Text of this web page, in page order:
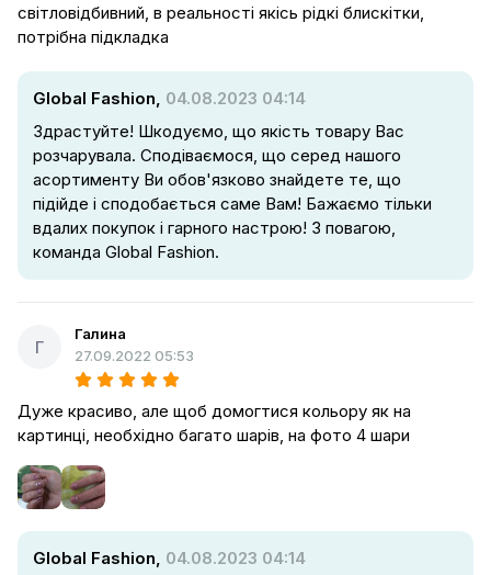
світловідбивний, в реальності якісь рідкі блискітки,
потрібна підкладка
Global Fashion, 04.08.2023 04:14
Здрастуйте! Шкодуємо, що якість товару Вас
розчарувала. Сподіваємося, що серед нашого
асортименту Ви обов'язково знайдете те, що
підійде і сподобається саме Вам! Бажаємо тільки
вдалих покупок і гарного настрою! З повагою,
команда Global Fashion.
Г
Галина
27.09.2022 05:53
Дуже красиво, але щоб домогтися кольору як на
картинці, необхідно багато шарів, на фото 4 шари
Global Fashion, 04.08.2023 04:14